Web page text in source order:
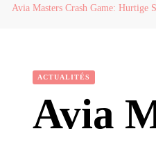
Avia Masters Crash Game: Hurtige
ACTUALITÉS
Avia